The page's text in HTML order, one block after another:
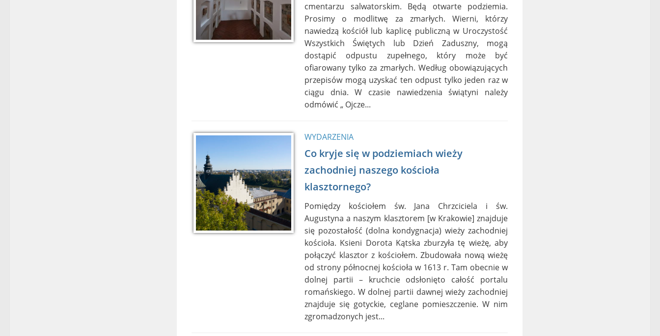
cmentarzu salwatorskim. Będą otwarte podziemia.
Prosimy o modlitwę za zmarłych. Wierni, którzy
nawiedzą kościół lub kaplicę publiczną w Uroczystość
Wszystkich Świętych lub Dzień Zaduszny, mogą
dostąpić odpustu zupełnego, który może być
ofiarowany tylko za zmarłych. Według obowiązujących
przepisów mogą uzyskać ten odpust tylko jeden raz w
ciągu dnia. W czasie nawiedzenia świątyni należy
odmówić „ Ojcze...
WYDARZENIA
Co kryje się w podziemiach wieży
zachodniej naszego kościoła
klasztornego?
Pomiędzy kościołem św. Jana Chrzciciela i św.
Augustyna a naszym klasztorem [w Krakowie] znajduje
się pozostałość (dolna kondygnacja) wieży zachodniej
kościoła. Ksieni Dorota Kątska zburzyła tę wieżę, aby
połączyć klasztor z kościołem. Zbudowała nową wieżę
od strony północnej kościoła w 1613 r. Tam obecnie w
dolnej partii – kruchcie odsłonięto całość portalu
romańskiego. W dolnej partii dawnej wieży zachodniej
znajduje się gotyckie, ceglane pomieszczenie. W nim
zgromadzonych jest...